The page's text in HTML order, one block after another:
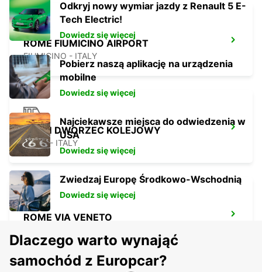
ROME FIUMICINO AIRPORT
FIUMICINO - ITALY
RZYM DWORZEC KOLEJOWY
ROMA - ITALY
ROME VIA VENETO
Odkryj nowy wymiar jazdy z Renault 5 E-
Tech Electric!
Dowiedz się więcej
Pobierz naszą aplikację na urządzenia
mobilne
Dowiedz się więcej
Najciekawsze miejsca do odwiedzenia w
USA
Dowiedz się więcej
Zwiedzaj Europę Środkowo-Wschodnią
Dowiedz się więcej
Dlaczego warto wynająć
samochód z Europcar?